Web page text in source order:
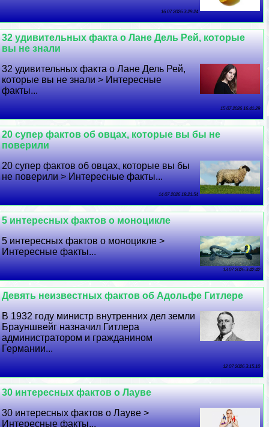
16 07 2026 3:29:24
32 удивительных факта о Лане Дель Рей, которые
вы не знали
32 удивительных факта о Лане Дель Рей,
которые вы не знали > Интересные
факты...
15 07 2026 16:41:29
20 супер фактов об овцах, которые вы бы не
поверили
20 супер фактов об овцах, которые вы бы
не поверили > Интересные факты...
14 07 2026 18:21:54
5 интересных фактов о моноцикле
5 интересных фактов о моноцикле >
Интересные факты...
13 07 2026 3:42:42
Девять неизвестных фактов об Адольфе Гитлере
В 1932 году министр внутренних дел земли
Брауншвейг назначил Гитлера
администратором и гражданином
Германии...
12 07 2026 3:15:10
30 интересных фактов о Лауве
30 интересных фактов о Лауве >
Интересные факты...